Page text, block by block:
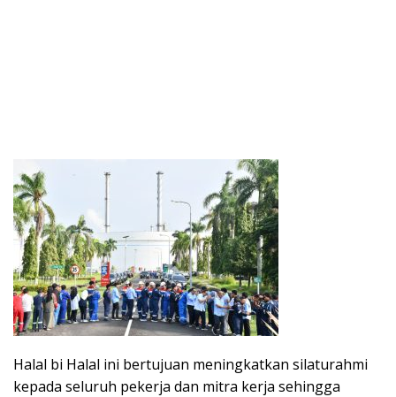
Halal bi Halal ini bertujuan meningkatkan silaturahmi
kepada seluruh pekerja dan mitra kerja sehingga